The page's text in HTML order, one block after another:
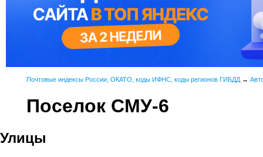
Почтовые индексы России, ОКАТО, коды ИФНС, коды регионов ГИБДД →
Поселок СМУ-6
Улицы